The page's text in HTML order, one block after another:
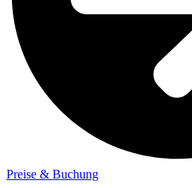
Preise & Buchung